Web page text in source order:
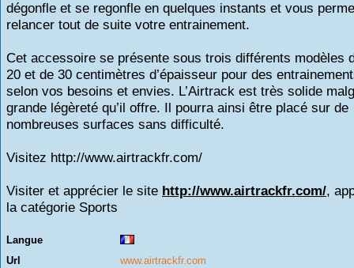
dégonfle et se regonfle en quelques instants et vous
relancer tout de suite votre entrainement.
Cet accessoire se présente sous trois différents modèles
20 et de 30 centimètres d’épaisseur pour des
selon vos besoins et envies. L’Airtrack est très solide
grande légèreté qu’il offre. Il pourra ainsi être placé sur de
nombreuses surfaces sans difficulté.
Visitez http://www.airtrackfr.com/
Visiter et apprécier le site http://www.airtrackfr.com/,
la catégorie Sports
Langue
Url
www.airtrackfr.com